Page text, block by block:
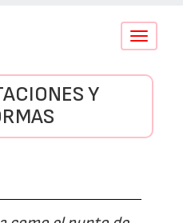
Conmutar
Y